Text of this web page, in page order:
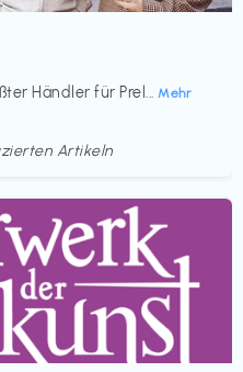
Händler für Prel... Mehr
Artikeln